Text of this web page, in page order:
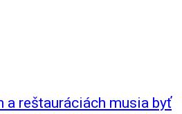
a reštauráciách musia byť